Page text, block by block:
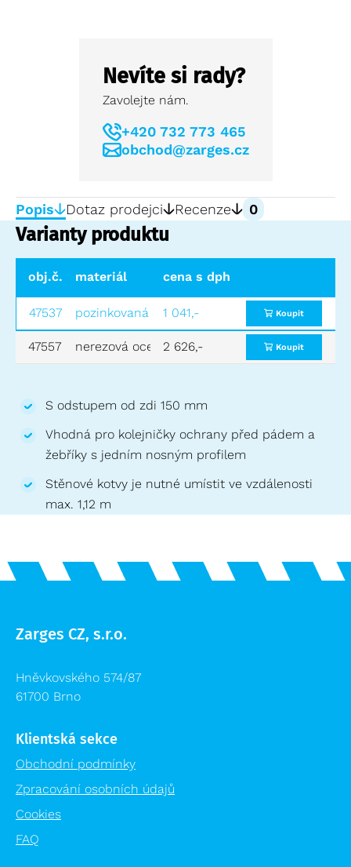
Nevíte si rady?
Zavolejte nám.
+420 732 773 465
obchod@zarges.cz
Popis Dotaz prodejci Recenze 0
Varianty produktu
obj.č. materiál hmotnost (kg)
cena s dph
47537 pozinkovaná ocel 1,2 860,-
1 041,- Koupit
47557 nerezová ocel 1,2 2 170,-
2 626,- Koupit
S odstupem od zdi 150 mm
Vhodná pro kolejničky ochrany před pádem a
žebříky s jedním nosným profilem
Stěnové kotvy je nutné umístit ve vzdálenosti
max. 1,12 m
Zarges CZ, s.r.o.
Hněvkovského 574/87
61700 Brno
Klientská sekce
Obchodní podmínky
Zpracování osobních údajů
Cookies
FAQ